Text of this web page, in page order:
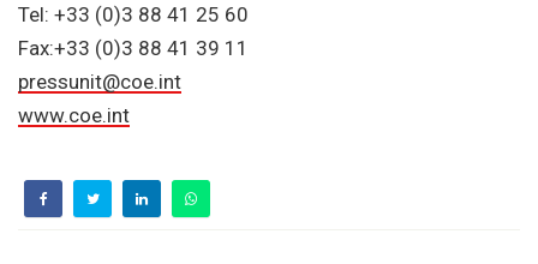
Tel: +33 (0)3 88 41 25 60
Fax:+33 (0)3 88 41 39 11
pressunit@coe.int
www.coe.int